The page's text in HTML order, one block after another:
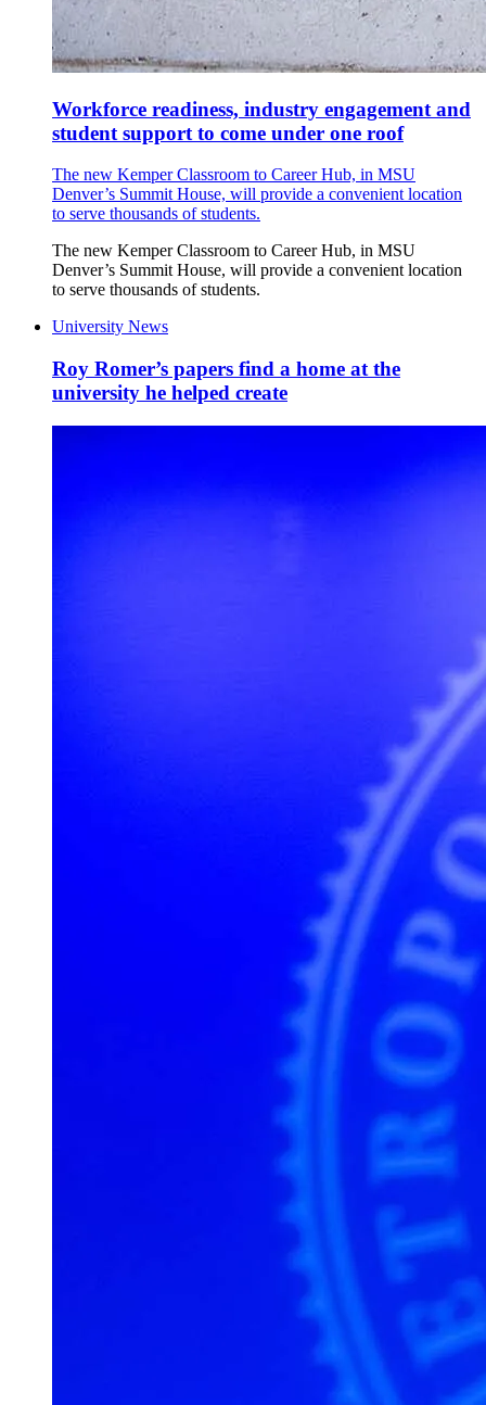
Workforce readiness, industry engagement and
student support to come under one roof
The new Kemper Classroom to Career Hub, in MSU
Denver’s Summit House, will provide a convenient location
to serve thousands of students.
The new Kemper Classroom to Career Hub, in MSU
Denver’s Summit House, will provide a convenient location
to serve thousands of students.
University News
Roy Romer’s papers find a home at the
university he helped create